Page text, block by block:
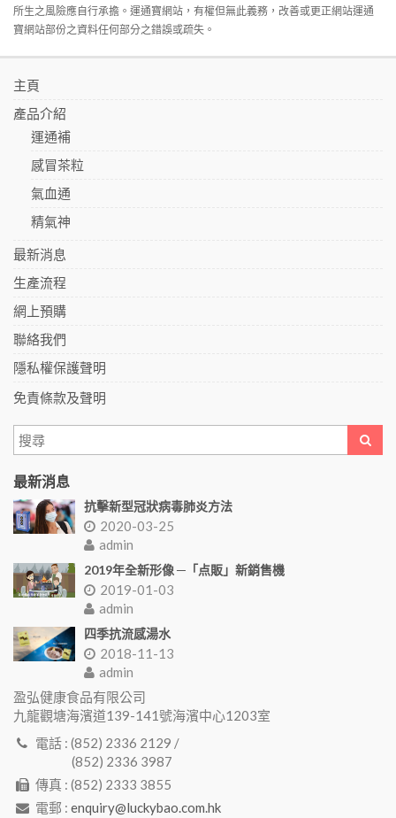
所生之風險應自行承擔。運通寶網站，有權但無此義務，改善或更正網站運通
寶網站部份之資料任何部分之錯誤或疏失。
主頁
產品介紹
運通補
感冒茶粒
氣血通
精氣神
最新消息
生產流程
網上預購
聯絡我們
隱私權保護聲明
免責條款及聲明
最新消息
抗擊新型冠狀病毒肺炎方法
2020-03-25
admin
2019年全新形像 ─「点販」新銷售機
2019-01-03
admin
四季抗流感湯水
2018-11-13
admin
盈弘健康食品有限公司
九龍觀塘海濱道139-141號海濱中心1203室
電話 : (852) 2336 2129 /
(852) 2336 3987
傳真 : (852) 2333 3855
電郵 : enquiry@luckybao.com.hk